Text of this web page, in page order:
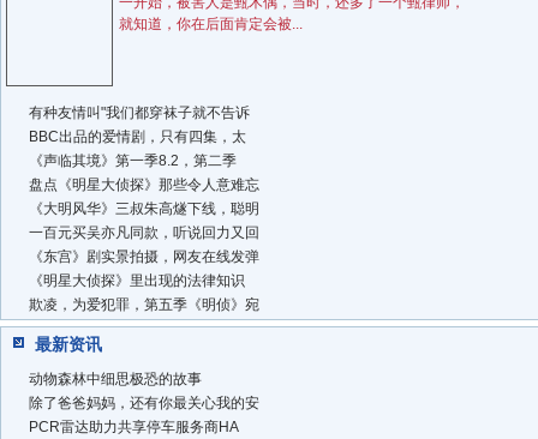
就知道，你在后面肯定会被...
有种友情叫"我们都穿袜子就不告诉
BBC出品的爱情剧，只有四集，太
《声临其境》第一季8.2，第二季
盘点《明星大侦探》那些令人意难忘
《大明风华》三叔朱高燧下线，聪明
一百元买吴亦凡同款，听说回力又回
《东宫》剧实景拍摄，网友在线发弹
《明星大侦探》里出现的法律知识
欺凌，为爱犯罪，第五季《明侦》宛
最新资讯
动物森林中细思极恐的故事
除了爸爸妈妈，还有你最关心我的安
PCR雷达助力共享停车服务商HA